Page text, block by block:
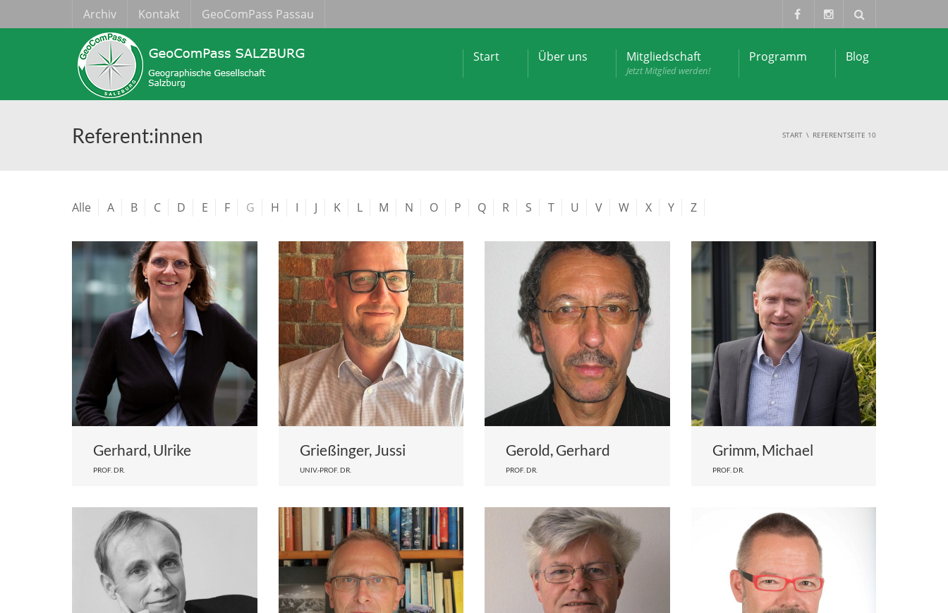
Archiv Kontakt GeoComPass Passau
Start Über uns Mitgliedschaft
Jetzt Mitglied werden!
Programm Blog
Referent:innen START REFERENTSEITE 10
Alle A B C D E F G H I J K L M N O P Q R S T U V W X Y Z
Gerhard, Ulrike
PROF. DR.
Grießinger, Jussi
UNIV.-PROF. DR.
Gerold, Gerhard
PROF. DR.
Grimm, Michael
PROF. DR.